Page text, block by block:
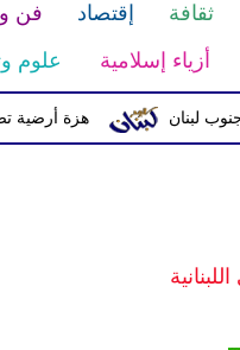
ثقافة إقتصاد فن
أزياء إسلامية علوم
هزة أرضية تضرب عنّايا – جبيل بقوّة